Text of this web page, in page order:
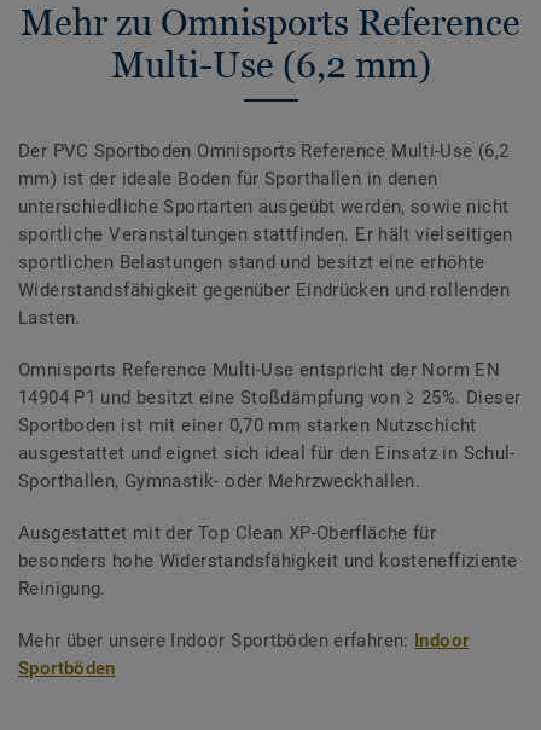
Mehr zu Omnisports Reference
Multi-Use (6,2 mm)
Der PVC Sportboden Omnisports Reference Multi-Use (6,2
mm) ist der ideale Boden für Sporthallen in denen
unterschiedliche Sportarten ausgeübt werden, sowie nicht
sportliche Veranstaltungen stattfinden. Er hält vielseitigen
sportlichen Belastungen stand und besitzt eine erhöhte
Widerstandsfähigkeit gegenüber Eindrücken und rollenden
Lasten.
Omnisports Reference Multi-Use entspricht der Norm EN
14904 P1 und besitzt eine Stoßdämpfung von ≥ 25%. Dieser
Sportboden ist mit einer 0,70 mm starken Nutzschicht
ausgestattet und eignet sich ideal für den Einsatz in Schul-
Sporthallen, Gymnastik- oder Mehrzweckhallen.
Ausgestattet mit der Top Clean XP-Oberfläche für
besonders hohe Widerstandsfähigkeit und kosteneffiziente
Reinigung.
Mehr über unsere Indoor Sportböden erfahren: Indoor
Sportböden